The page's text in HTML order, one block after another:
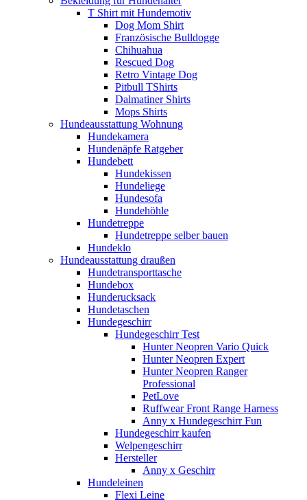
T Shirt mit Hundemotiv
Dog Mom Shirt
Französische Bulldogge
Chihuahua
Rescued Dog
Retro Vintage Dog
Pitbull TShirts
Dalmatiner Shirts
Mops Shirts
Hundeausstattung Wohnung
Hundekamera
Hundenäpfe Ratgeber
Hundebett
Hundekissen
Hundeliege
Hundesofa
Hundehöhle
Hundetreppe
Hundetreppe selber bauen
Hundeklo
Hundeausstattung draußen
Hundetransporttasche
Hundebox
Hunderucksack
Hundetaschen
Hundegeschirr
Hundegeschirr Test
Hunter Neopren Vario Quick
Hunter Neopren Expert
Hunter Neopren Ranger
Professional
PetLove
Ruffwear Front Range Harness
Anny x Hundegeschirr Fun
Hundegeschirr kaufen
Welpengeschirr
Hersteller
Anny x Geschirr
Hundeleinen
Flexi Leine